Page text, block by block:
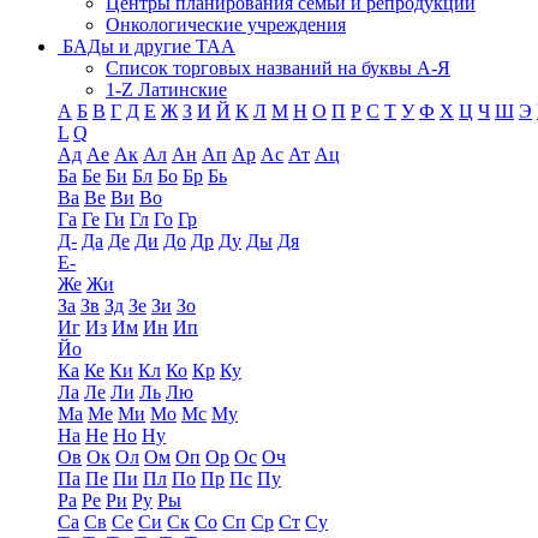
Онкологические учреждения
БАДы и другие ТАА
Список торговых названий на буквы А-Я
1-Z Латинские
А Б В Г Д Е Ж З И Й К Л М Н О П Р С Т У Ф Х Ц Ч Ш Э
L Q
Ад Ае Ак Ал Ан Ап Ар Ас Ат Ац
Ба Бе Би Бл Бо Бр Бь
Ва Ве Ви Во
Га Ге Ги Гл Го Гр
Д- Да Де Ди До Др Ду Ды Дя
Е-
Же Жи
За Зв Зд Зе Зи Зо
Иг Из Им Ин Ип
Йо
Ка Ке Ки Кл Ко Кр Ку
Ла Ле Ли Ль Лю
Ма Ме Ми Мо Мс Му
На Не Но Ну
Ов Ок Ол Ом Оп Ор Ос Оч
Па Пе Пи Пл По Пр Пс Пу
Ра Ре Ри Ру Ры
Са Св Се Си Ск Со Сп Ср Ст Су